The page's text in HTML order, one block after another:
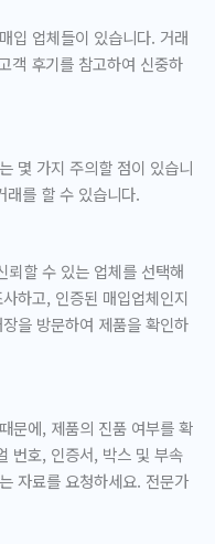
입 업체들이 있습니다. 거래
객 후기를 참고하여 신중하
몇 가지 주의할 점이 있습니
래를 할 수 있습니다.
뢰할 수 있는 업체를 선택해
하고, 인증된 매입업체인지
을 방문하여 제품을 확인하
문에, 제품의 진품 여부를 확
번호, 인증서, 박스 및 부속
자료를 요청하세요. 전문가